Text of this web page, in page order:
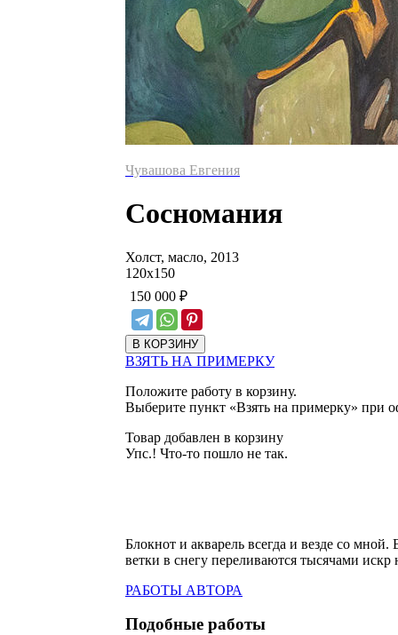
Чувашова Евгения
Сосномания
Холст, масло, 2013
120х150
150 000 ₽
ВЗЯТЬ НА ПРИМЕРКУ
Положите работу в корзину.
Выберите пункт «Взять на примерку» при
Товар добавлен в корзину
Упс.! Что-то пошло не так.
Блокнот и акварель всегда и везде со мной.
ветки в снегу переливаются тысячами
РАБОТЫ АВТОРА
Подобные работы